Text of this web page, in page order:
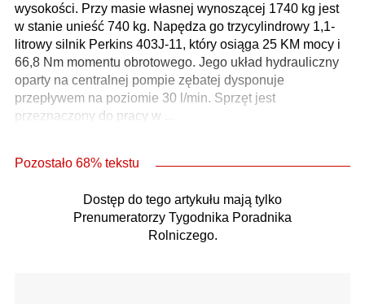
wysokości. Przy masie własnej wynoszącej 1740 kg jest
w stanie unieść 740 kg. Napędza go trzycylindrowy 1,1-
litrowy silnik Perkins 403J-11, który osiąga 25 KM mocy i
66,8 Nm momentu obrotowego. Jego układ hydrauliczny
oparty na centralnej pompie zębatej dysponuje
przepływem na poziomie 30 l/min. Sprzęt jest
przeznaczony do pracy w ...
Pozostało 68% tekstu
Dostęp do tego artykułu mają tylko
Prenumeratorzy Tygodnika Poradnika
Rolniczego.